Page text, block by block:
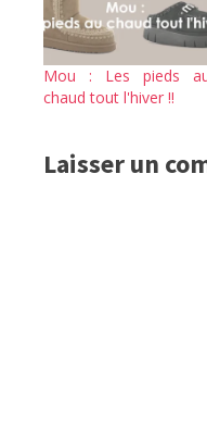
Mou : Les pieds
chaud tout l'hiver !!
Laisser un